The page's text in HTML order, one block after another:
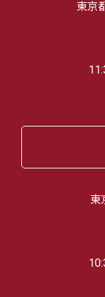
東京
東